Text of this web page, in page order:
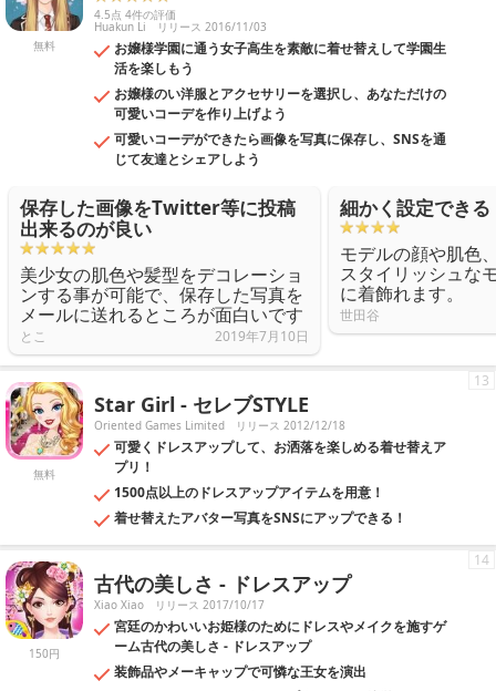
無料
4.5点 4件の評価
Huakun Li リリース 2016/11/03
お嬢様学園に通う女子高生を素敵に着せ替えして学園生
活を楽しもう
お嬢様のい洋服とアクセサリーを選択し、あなただけの
可愛いコーデを作り上げよう
可愛いコーデができたら画像を写真に保存し、SNSを通
じて友達とシェアしよう
保存した画像をTwitter等に投稿
出来るのが良い
美少女の肌色や髪型をデコレーショ
ンする事が可能で、保存した写真を
メールに送れるところが面白いです
とこ 2019年7月10日
細かく設定できる
モデルの顔や肌色
スタイリッシュな
に着飾れます。
世田谷
無料
Star Girl - セレブSTYLE
Oriented Games Limited リリース 2012/12/18
可愛くドレスアップして、お洒落を楽しめる着せ替えア
プリ！
1500点以上のドレスアップアイテムを用意！
着せ替えたアバター写真をSNSにアップできる！
13
150円
古代の美しさ - ドレスアップ
Xiao Xiao リリース 2017/10/17
宮廷のかわいいお姫様のためにドレスやメイクを施すゲ
ーム古代の美しさ - ドレスアップ
装飾品やメーキャップで可憐な王女を演出
14